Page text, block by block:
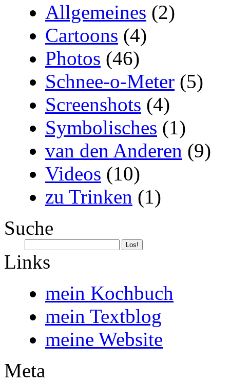
Allgemeines (2)
Cartoons (4)
Photos (46)
Schnee-o-Meter (5)
Screenshots (4)
Symbolisches (1)
van den Anderen (9)
Videos (10)
zu Trinken (1)
Suche
Links
mein Kochbuch
mein Textblog
meine Website
Meta